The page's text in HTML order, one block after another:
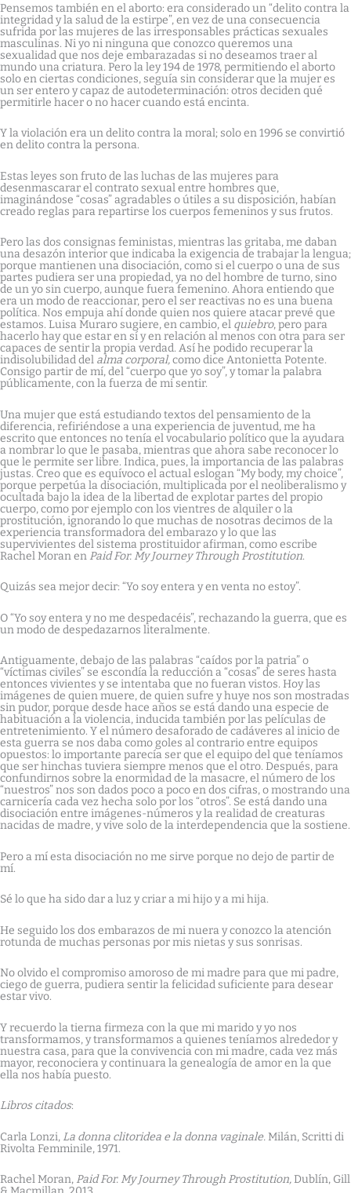
Pensemos también en el aborto: era considerado un “delito contra la
integridad y la salud de la estirpe”, en vez de una consecuencia
sufrida por las mujeres de las irresponsables prácticas sexuales
masculinas. Ni yo ni ninguna que conozco queremos una
sexualidad que nos deje embarazadas si no deseamos traer al
mundo una criatura. Pero la ley 194 de 1978, permitiendo el aborto
solo en ciertas condiciones, seguía sin considerar que la mujer es
un ser entero y capaz de autodeterminación: otros deciden qué
permitirle hacer o no hacer cuando está encinta.
Y la violación era un delito contra la moral; solo en 1996 se convirtió
en delito contra la persona.
Estas leyes son fruto de las luchas de las mujeres para
desenmascarar el contrato sexual entre hombres que,
imaginándose “cosas” agradables o útiles a su disposición, habían
creado reglas para repartirse los cuerpos femeninos y sus frutos.
Pero las dos consignas feministas, mientras las gritaba, me daban
una desazón interior que indicaba la exigencia de trabajar la lengua;
porque mantienen una disociación, como si el cuerpo o una de sus
partes pudiera ser una propiedad, ya no del hombre de turno, sino
de un yo sin cuerpo, aunque fuera femenino. Ahora entiendo que
era un modo de reaccionar, pero el ser reactivas no es una buena
política. Nos empuja ahí donde quien nos quiere atacar prevé que
estamos. Luisa Muraro sugiere, en cambio, el quiebro, pero para
hacerlo hay que estar en sí y en relación al menos con otra para ser
capaces de sentir la propia verdad. Así he podido recuperar la
indisolubilidad del alma corporal,como dice Antonietta Potente.
Consigo partir de mí, del “cuerpo que yo soy”, y tomar la palabra
públicamente, con la fuerza de mi sentir.
Una mujer que está estudiando textos del pensamiento de la
diferencia, refiriéndose a una experiencia de juventud, me ha
escrito que entonces no tenía el vocabulario político que la ayudara
a nombrar lo que le pasaba, mientras que ahora sabe reconocer lo
que le permite ser libre. Indica, pues, la importancia de las palabras
justas. Creo que es equívoco el actual eslogan “My body, my choice”,
porque perpetúa la disociación, multiplicada por el neoliberalismo y
ocultada bajo la idea de la libertad de explotar partes del propio
cuerpo, como por ejemplo con los vientres de alquiler o la
prostitución, ignorando lo que muchas de nosotras decimos de la
experiencia transformadora del embarazo y lo que las
supervivientes del sistema prostituidor afirman, como escribe
Rachel Moran en Paid For. My Journey Through Prostitution.
Quizás sea mejor decir: “Yo soy entera y en venta no estoy”.
O “Yo soy entera y no me despedacéis”, rechazando la guerra, que es
un modo de despedazarnos literalmente.
Antiguamente, debajo de las palabras “caídos por la patria” o
“víctimas civiles” se escondía la reducción a “cosas” de seres hasta
entonces vivientes y se intentaba que no fueran vistos. Hoy las
imágenes de quien muere, de quien sufre y huye nos son mostradas
sin pudor, porque desde hace años se está dando una especie de
habituación a la violencia, inducida también por las películas de
entretenimiento. Y el número desaforado de cadáveres al inicio de
esta guerra se nos daba como goles al contrario entre equipos
opuestos: lo importante parecía ser que el equipo del que teníamos
que ser hinchas tuviera siempre menos que el otro. Después, para
confundirnos sobre la enormidad de la masacre, el número de los
“nuestros” nos son dados poco a poco en dos cifras, o mostrando una
carnicería cada vez hecha solo por los “otros”. Se está dando una
disociación entre imágenes-números y la realidad de creaturas
nacidas de madre, y vive solo de la interdependencia que la sostiene.
Pero a mí esta disociación no me sirve porque no dejo de partir de
mí.
Sé lo que ha sido dar a luz y criar a mi hijo y a mi hija.
He seguido los dos embarazos de mi nuera y conozco la atención
rotunda de muchas personas por mis nietas y sus sonrisas.
No olvido el compromiso amoroso de mi madre para que mi padre,
ciego de guerra, pudiera sentir la felicidad suficiente para desear
estar vivo.
Y recuerdo la tierna firmeza con la que mi marido y yo nos
transformamos, y transformamos a quienes teníamos alrededor y
nuestra casa, para que la convivencia con mi madre, cada vez más
mayor, reconociera y continuara la genealogía de amor en la que
ella nos había puesto.
Libros citados:
Carla Lonzi, La donna clitoridea e la donna vaginale.Milán, Scritti di
Rivolta Femminile, 1971.
Rachel Moran, Paid For. My Journey Through Prostitution,Dublín, Gill